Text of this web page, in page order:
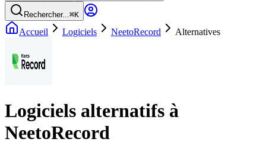
Rechercher...⌘K
Accueil Logiciels NeetoRecord Alternatives
Logiciels alternatifs à
NeetoRecord